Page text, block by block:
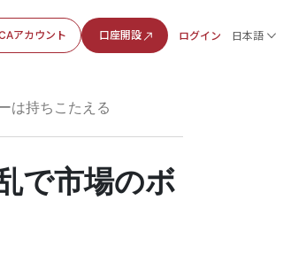
アカウント 口座開設 ログイン 日本語
は持ちこたえる
で市場のボ